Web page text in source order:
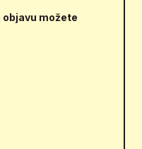
objavu možete